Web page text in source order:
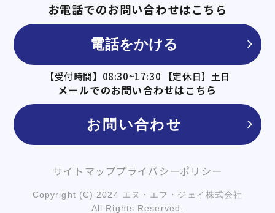
お電話でのお問い合わせはこちら
電話をかける
【受付時間】08:30~17:30 【定休日】土日
メールでのお問い合わせはこちら
お問い合わせ
サイトマッププライバシーポリシー
Copyright (C) 2024 エヌ・エフ・ジェイ株式会社
All Rights Reserved.